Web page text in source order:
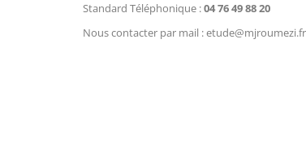
Standard Téléphonique :04 76 49 88 20
Nous contacter par mail : etude@mjroumezi.fr